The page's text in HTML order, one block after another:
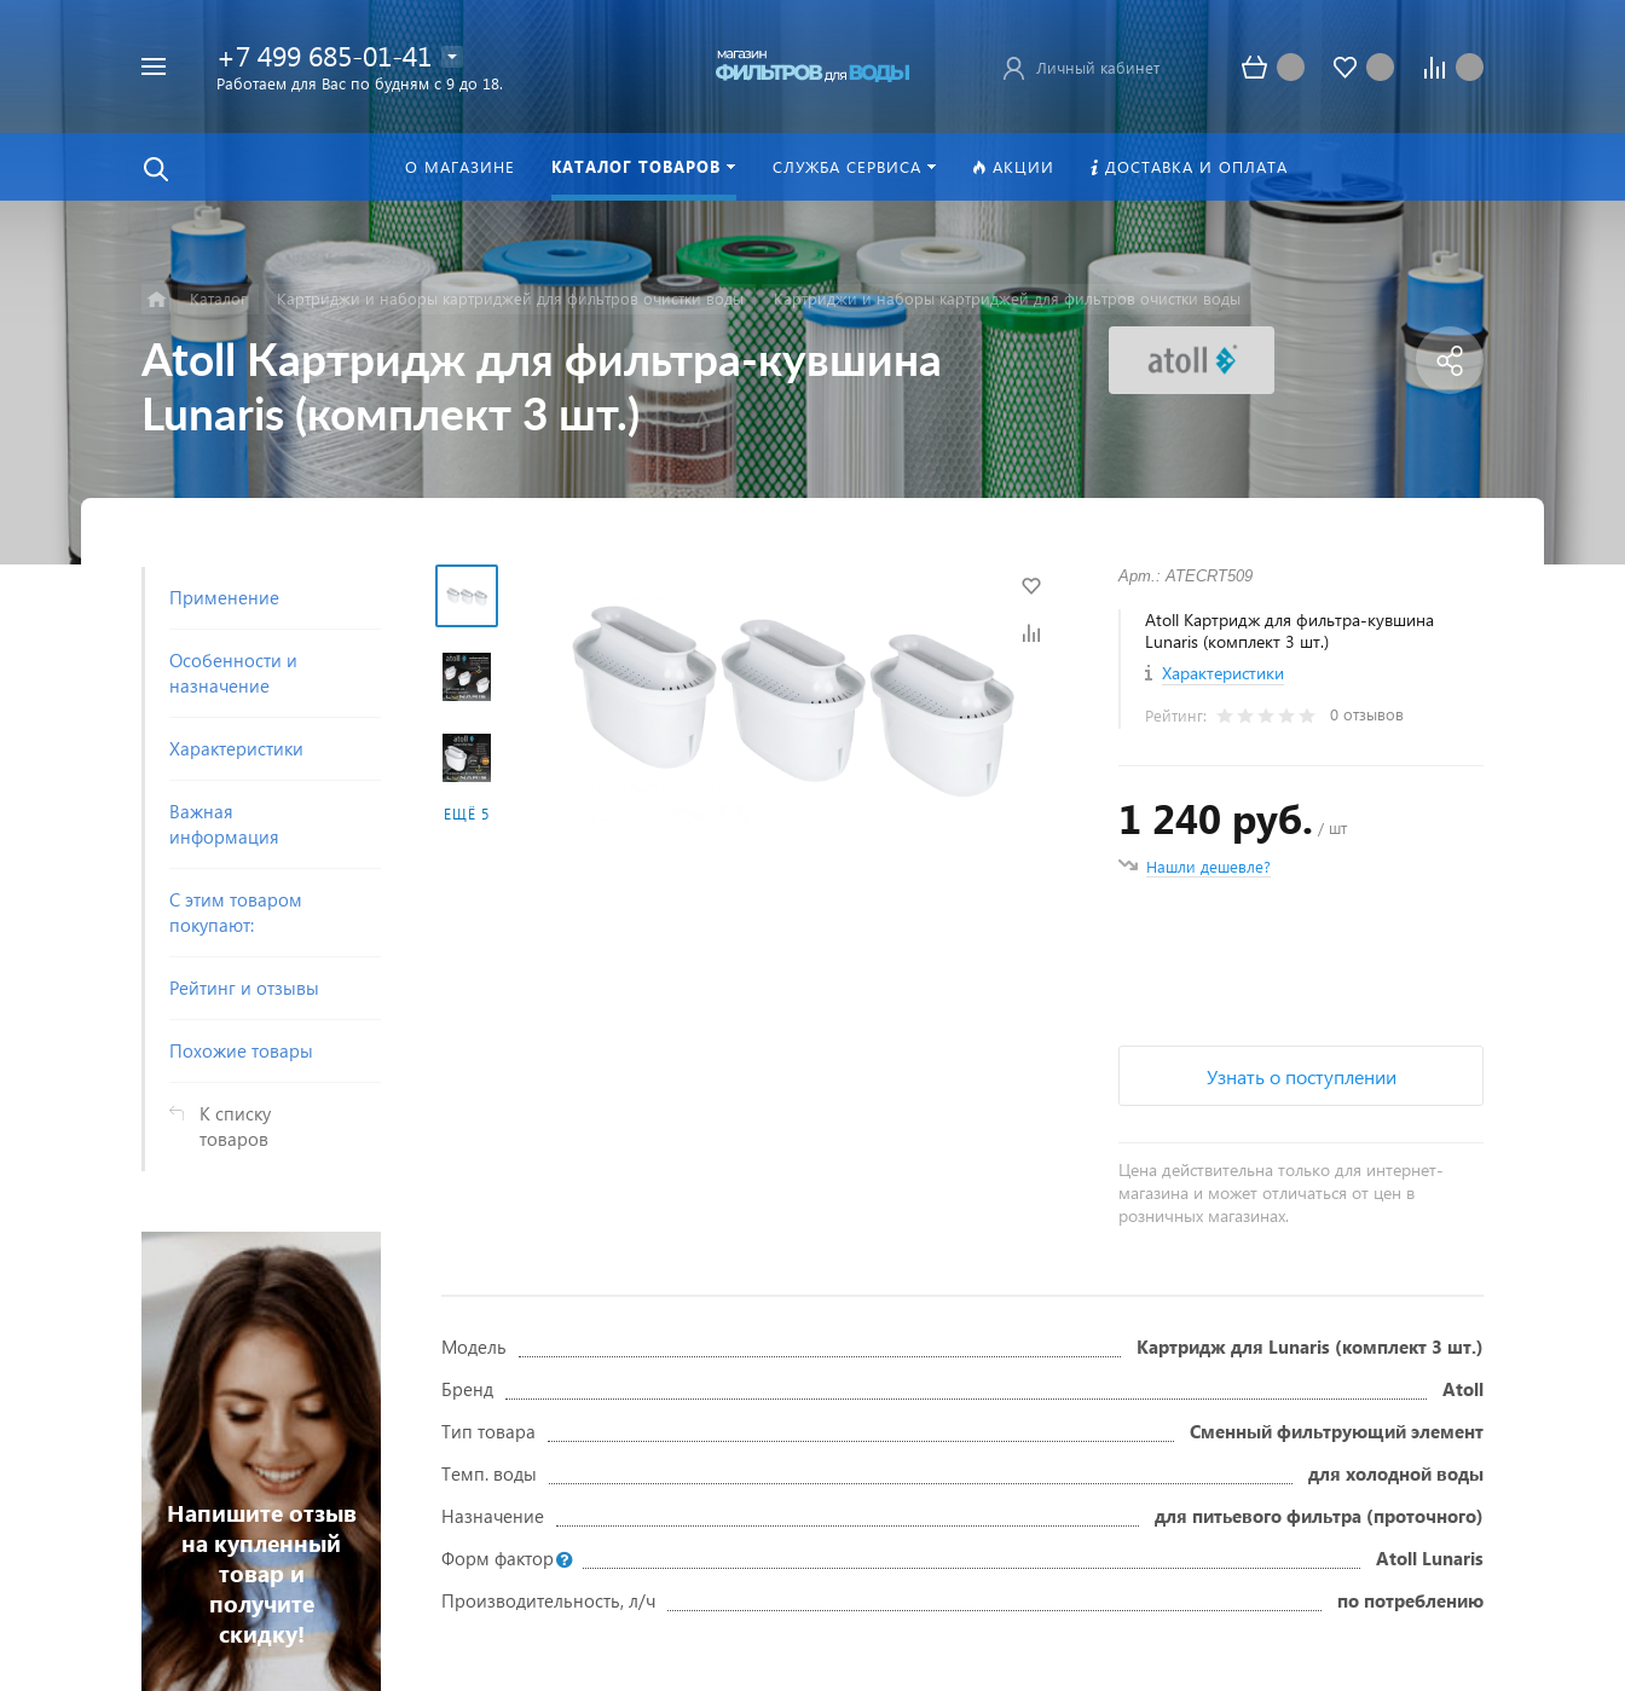
+7 499 685-01-41
Работаем для Вас по будням с 9 до 18.
Личный кабинет
О МАГАЗИНЕ КАТАЛОГ ТОВАРОВ СЛУЖБА СЕРВИСА АКЦИИ ДОСТАВКА И ОПЛАТА
Каталог Картриджи и наборы картриджей для фильтров очистки воды Картриджи и наборы картриджей для фильтров очистки воды
Atoll Картридж для фильтра-кувшина
Lunaris (комплект 3 шт.)
Применение
Особенности и
назначение
Характеристики
Важная
информация
С этим товаром
покупают:
Рейтинг и отзывы
Похожие товары
К списку
товаров
Напишите отзыв
на купленный
товар и
получите
скидку!
ЕЩЁ 5
Арт.: ATECRT509
Atoll Картридж для фильтра-кувшина
Lunaris (комплект 3 шт.)
Характеристики
Рейтинг: 0 отзывов
1 240 руб. / шт
Нашли дешевле?
Узнать о поступлении
Цена действительна только для интернет-
магазина и может отличаться от цен в
розничных магазинах.
Модель
Картридж для Lunaris (комплект 3 шт.)
Бренд
Atoll
Тип товара
Сменный фильтрующий элемент
Темп. воды
для холодной воды
Назначение
для питьевого фильтра (проточного)
Форм фактор
Atoll Lunaris
Производительность, л/ч
по потреблению